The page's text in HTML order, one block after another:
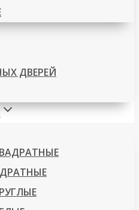
ДВЕРЕЙ